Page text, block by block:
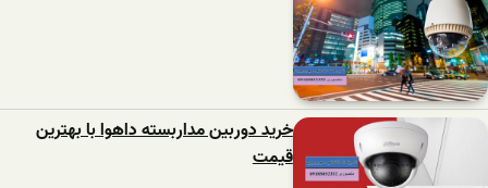
خرید دوربین مداربسته داهوا با بهترین
قیمت